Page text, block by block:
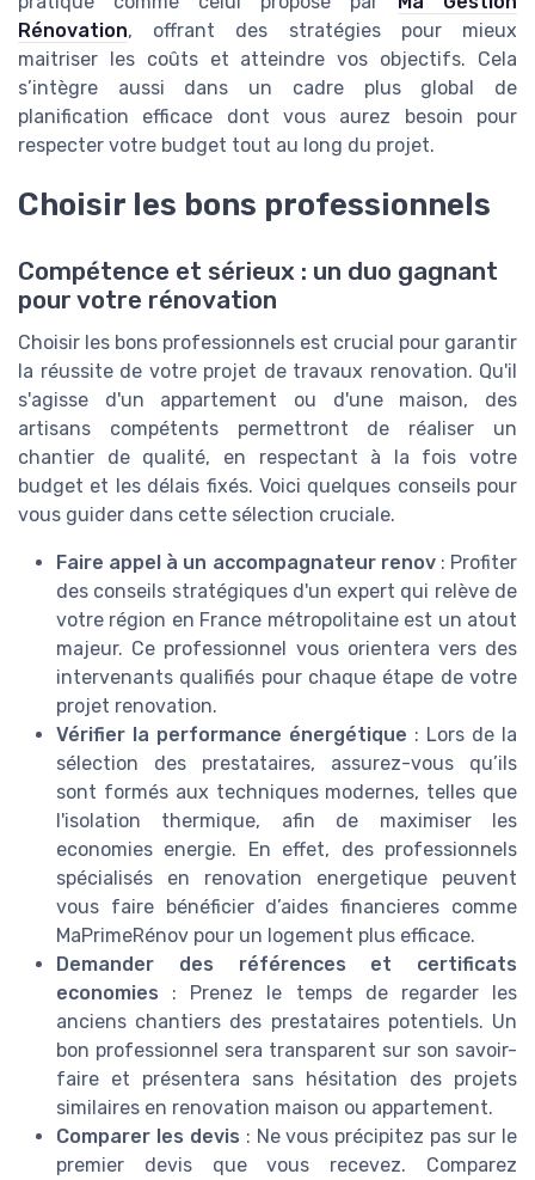
Rénovation, offrant des stratégies pour mieux
maitriser les coûts et atteindre vos objectifs. Cela
s’intègre aussi dans un cadre plus global de
planification efficace dont vous aurez besoin pour
respecter votre budget tout au long du projet.
Choisir les bons professionnels
Compétence et sérieux : un duo gagnant
pour votre rénovation
Choisir les bons professionnels est crucial pour garantir
la réussite de votre projet de travaux renovation. Qu'il
s'agisse d'un appartement ou d'une maison, des
artisans compétents permettront de réaliser un
chantier de qualité, en respectant à la fois votre
budget et les délais fixés. Voici quelques conseils pour
vous guider dans cette sélection cruciale.
Faire appel à un accompagnateur renov: Profiter
des conseils stratégiques d'un expert qui relève de
votre région en France métropolitaine est un atout
majeur. Ce professionnel vous orientera vers des
intervenants qualifiés pour chaque étape de votre
projet renovation.
Vérifier la performance énergétique : Lors de la
sélection des prestataires, assurez-vous qu’ils
sont formés aux techniques modernes, telles que
l'isolation thermique, afin de maximiser les
economies energie. En effet, des professionnels
spécialisés en renovation energetique peuvent
vous faire bénéficier d’aides financieres comme
MaPrimeRénov pour un logement plus efficace.
Demander des références et certificats
economies : Prenez le temps de regarder les
anciens chantiers des prestataires potentiels. Un
bon professionnel sera transparent sur son savoir-
faire et présentera sans hésitation des projets
similaires en renovation maison ou appartement.
Comparer les devis : Ne vous précipitez pas sur le
premier devis que vous recevez. Comparez